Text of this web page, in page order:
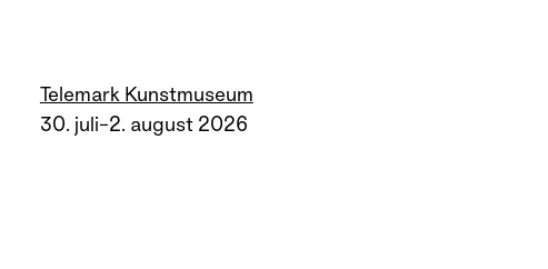
Telemark Kunstmuseum
30. juli–2. august 2026